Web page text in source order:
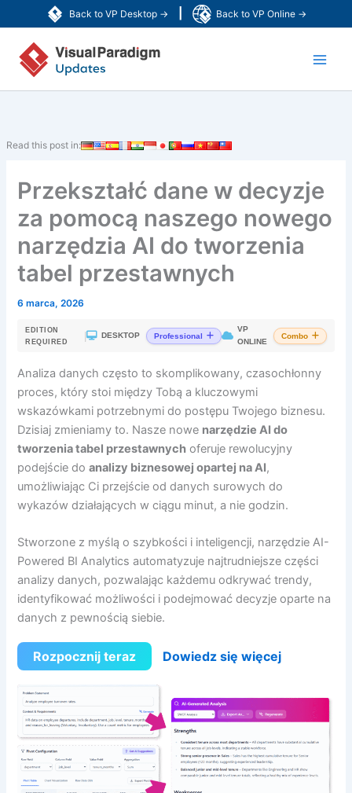
Back to VP Desktop → Back to VP Online →
do
treści
Read this post in:
Przekształć dane w decyzje
za pomocą naszego nowego
narzędzia AI do tworzenia
tabel przestawnych
6 marca, 2026
EDITION
REQUIRED
DESKTOP Professional
VP
ONLINE
Combo
Analiza danych często to skomplikowany, czasochłonny
proces, który stoi między Tobą a kluczowymi
wskazówkami potrzebnymi do postępu Twojego biznesu.
Dzisiaj zmieniamy to. Nasze nowe narzędzie AI do
tworzenia tabel przestawnych oferuje rewolucyjny
podejście doanalizy biznesowej opartej na AI,
umożliwiając Ci przejście od danych surowych do
wykazów działających w ciągu minut, a nie godzin.
Stworzone z myślą o szybkości i inteligencji, narzędzie AI-
Powered BI Analytics automatyzuje najtrudniejsze części
analizy danych, pozwalając każdemu odkrywać trendy,
identyfikować możliwości i podejmować decyzje oparte na
danych z pewnością siebie.
Rozpocznij teraz Dowiedz się więcej